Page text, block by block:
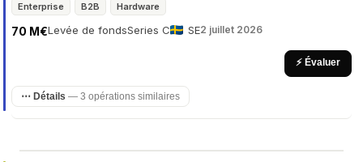
Enterprise B2B Hardware
Levée de fonds
70 M€ Series C SE2 juillet 2026
⚡ Évaluer
⋯ Détails — 3 opérations similaires